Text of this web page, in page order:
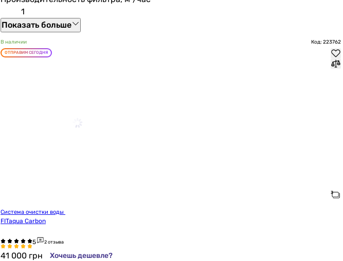
1
Показать больше
В наличии Код: 223762
ОТПРАВИМ СЕГОДНЯ
FITaqua Carbon
2 отзыва
41 000 грн Хочешь дешевле?